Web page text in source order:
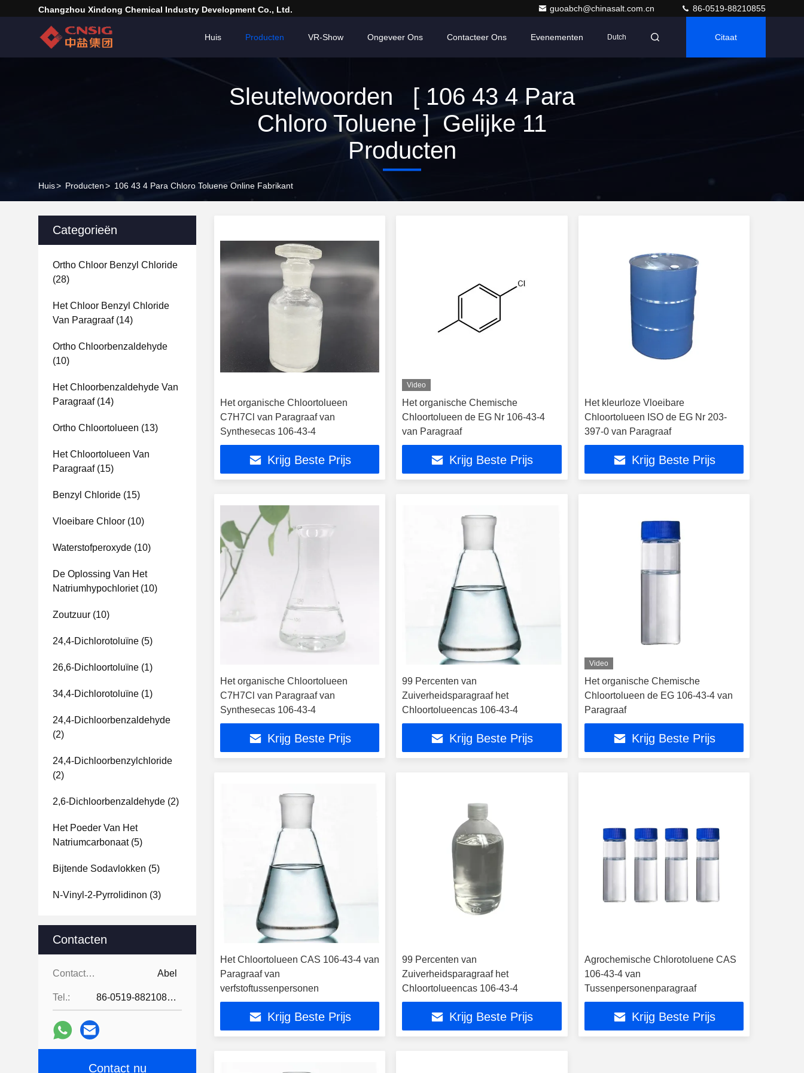
Changzhou Xindong Chemical Industry Development Co., Ltd. guoabch@chinasalt.com.cn 86-0519-88210855
Huis Producten VR-Show Ongeveer Ons Contacteer Ons Evenementen Dutch Citaat
Sleutelwoorden [ 106 43 4 Para
Chloro Toluene ] Gelijke 11
Producten
Huis> Producten> 106 43 4 Para Chloro Toluene Online Fabrikant
Categorieën
Ortho Chloor Benzyl Chloride
(28)
Het Chloor Benzyl Chloride
Van Paragraaf(14)
Ortho Chloorbenzaldehyde
(10)
Het Chloorbenzaldehyde Van
Paragraaf(14)
Ortho Chloortolueen (13)
Het Chloortolueen Van
Paragraaf(15)
Benzyl Chloride (15)
Vloeibare Chloor (10)
Waterstofperoxyde (10)
De Oplossing Van Het
Natriumhypochloriet(10)
Zoutzuur (10)
24,4-Dichlorotoluïne (5)
26,6-Dichloortoluïne (1)
34,4-Dichlorotoluïne (1)
24,4-Dichloorbenzaldehyde
(2)
24,4-Dichloorbenzylchloride
(2)
2,6-Dichloorbenzaldehyde (2)
Het Poeder Van Het
Natriumcarbonaat(5)
Bijtende Sodavlokken (5)
N-Vinyl-2-Pyrrolidinon (3)
Contacten
Contacten: Abel
Tel.: 86-0519-88210855
Contact nu
Het organische Chloortolueen
C7H7Cl van Paragraaf van
Synthesecas 106-43-4
Krijg Beste Prijs
Video
Het organische Chemische
Chloortolueen de EG Nr 106-43-4
van Paragraaf
Krijg Beste Prijs
Het kleurloze Vloeibare
Chloortolueen ISO de EG Nr 203-
397-0 van Paragraaf
Krijg Beste Prijs
Het organische Chloortolueen
C7H7Cl van Paragraaf van
Synthesecas 106-43-4
Krijg Beste Prijs
99 Percenten van
Zuiverheidsparagraaf het
Chloortolueencas 106-43-4
Krijg Beste Prijs
Video
Het organische Chemische
Chloortolueen de EG 106-43-4 van
Paragraaf
Krijg Beste Prijs
Het Chloortolueen CAS 106-43-4 van
Paragraaf van
verfstoftussenpersonen
Krijg Beste Prijs
99 Percenten van
Zuiverheidsparagraaf het
Chloortolueencas 106-43-4
Krijg Beste Prijs
Agrochemische Chlorotoluene CAS
106-43-4 van
Tussenpersonenparagraaf
Krijg Beste Prijs